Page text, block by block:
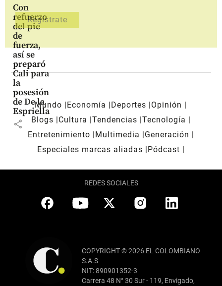
Con
refuerzo
del pie
de
fuerza,
así se
preparó
Cali para
la
posesión
de De la
Espriella
share
Mundo Economía Deportes
Opinión
Blogs
Cultura Tendencias Tecnología
Entretenimiento
Multimedia
Generación
Especiales marcas aliadas
Pódcast
REDES SOCIALES
COPYRIGHT © 2026 EL COLOMBIANO
S.A.S
NIT: 890901352-3
Carrera 48 N° 30 Sur - 119, Envigado,